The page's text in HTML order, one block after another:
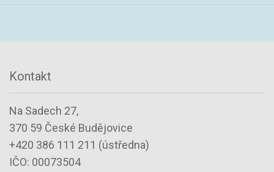
Kontakt
Na Sadech 27,
370 59 České Budějovice
+420 386 111 211 (ústředna)
IČO: 00073504